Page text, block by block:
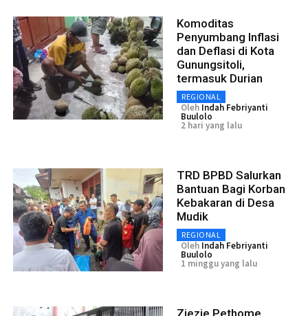
Komoditas
Penyumbang Inflasi
dan Deflasi di Kota
Gunungsitoli,
termasuk Durian
REGIONAL
Oleh Indah Febriyanti
Buulolo
2 hari yang lalu
TRD BPBD Salurkan
Bantuan Bagi Korban
Kebakaran di Desa
Mudik
REGIONAL
Oleh Indah Febriyanti
Buulolo
1 minggu yang lalu
Ziezie Pethome